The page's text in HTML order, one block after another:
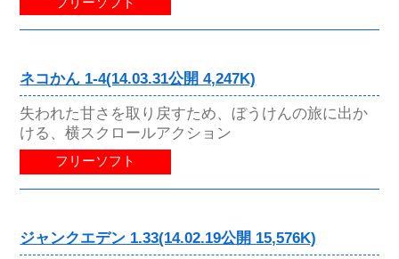
フリーソフト
ネコかん 1-4(14.03.31公開 4,247K)
失われた甘さを取り戻すため、ぼうけんの旅に出か
ける、横スクロールアクション
フリーソフト
ジャンクエデン 1.33(14.02.19公開 15,576K)